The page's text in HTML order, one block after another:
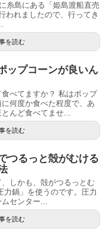
糸島にある「姫島渡船直売
われましたので、行ってき
を読む
ップコーンが良いん
べてますか？ 私はポップ
何度か食べた程度で、あ
んど食べてませ...
を読む
つるっと殻がむける
しかも、殻がつるっとむ
力鍋」を使うのです。圧力
センター...
を読む